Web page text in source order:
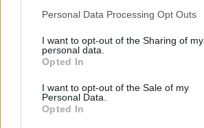
Personal Data Processing Opt Outs
I want to opt-out of the Sharing of my
personal data.
Opted In
I want to opt-out of the Sale of my
Personal Data.
Opted In